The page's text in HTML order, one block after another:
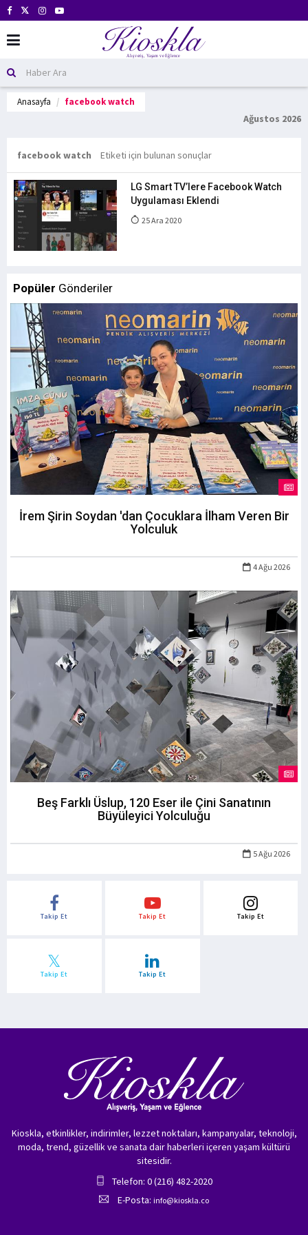
Anasayfa facebook watch
Ağustos 2026
facebook watch Etiketi için bulunan sonuçlar
LG Smart TV’lere Facebook Watch
Uygulaması Eklendi
25 Ara 2020
Popüler Gönderiler
İrem Şirin Soydan 'dan Çocuklara İlham Veren Bir
Yolculuk
4 Ağu 2026
Beş Farklı Üslup, 120 Eser ile Çini Sanatının
Büyüleyici Yolculuğu
5 Ağu 2026
Takip Et Takip Et Takip Et
Takip Et Takip Et
Kioskla, etkinlikler, indirimler, lezzet noktaları, kampanyalar, teknoloji,
moda, trend, güzellik ve sanata dair haberleri içeren yaşam kültürü
sitesidir.
Telefon: 0 (216) 482-2020
E-Posta: info@kioskla.co